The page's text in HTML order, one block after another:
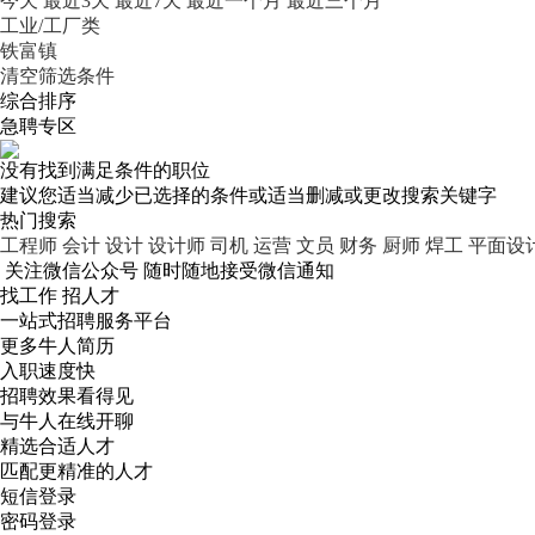
工业/工厂类
铁富镇
清空筛选条件
综合排序
急聘专区
没有找到满足条件的职位
建议您适当减少已选择的条件或适当删减或更改搜索关键字
热门搜索
工程师 会计 设计 设计师 司机 运营 文员 财务 厨师 焊工 平面设
关注微信公众号 随时随地接受微信通知
找工作 招人才
一站式招聘服务平台
更多牛人简历
入职速度快
招聘效果看得见
与牛人在线开聊
精选合适人才
匹配更精准的人才
短信登录
密码登录